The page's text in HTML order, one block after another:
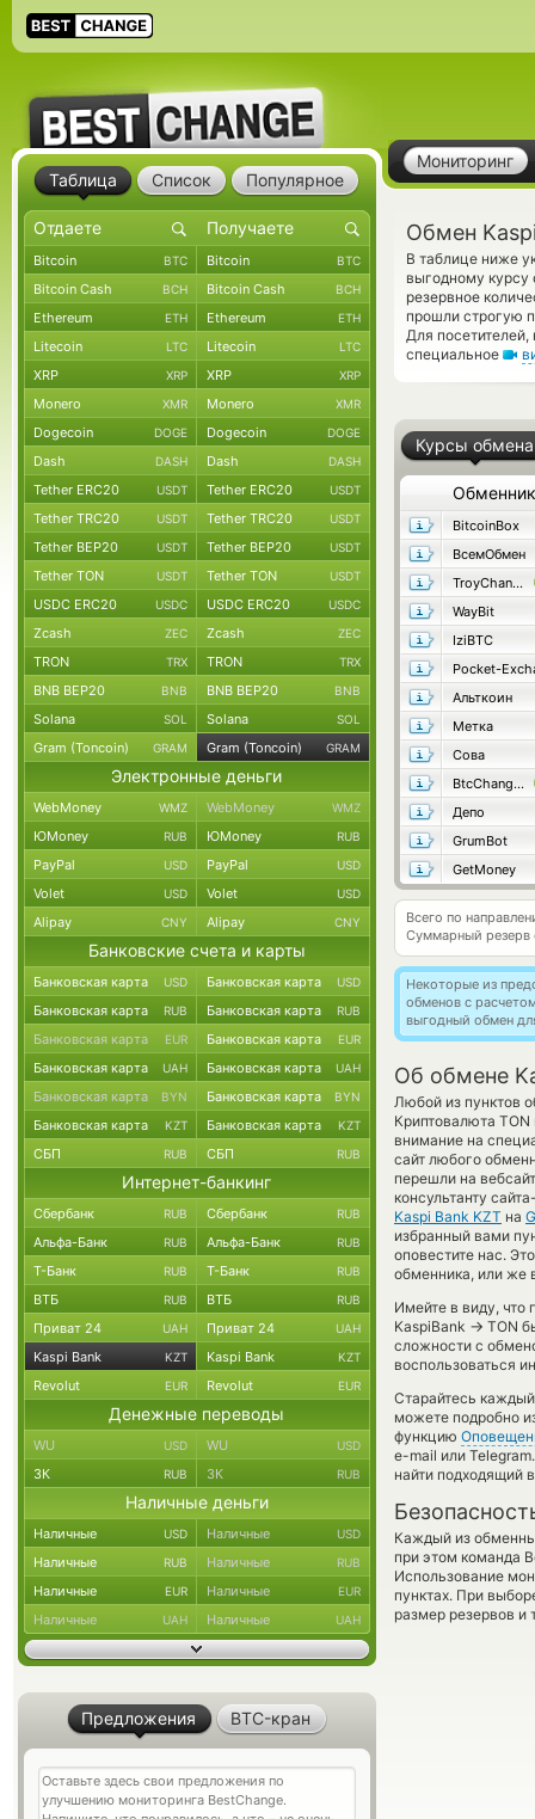
Мониторинг
Обмен
В таблице ниже
выгодному курсу
резервное
прошли строгую
Для
специальное
Курсы обмена
Обменник
BitcoinBox
ВсемОбмен
TroyChange
WayBit
IziBTC
Pocket-
Альткоин
Метка
Сова
BtcChange24
Депо
GrumBot
GetMoney
Всего по
Суммарный резерв
Некоторые из
обменов с
выгодный обмен
Об обмене
Любой из пунктов
Криптовалюта
внимание на
сайт любого
перешли на
консультанту
Kaspi Bank KZT на
избранный вами
оповестите нас.
обменника, или же
Имейте в виду, что
KaspiBank → TON
сложности с
воспользоваться
Старайтесь
можете подробно
функцию
e-mail или
найти подходящий
Каждый из
при этом команда
Использование
пунктах. При
размер резервов и
Таблица Список Популярное
Bitcoin BTC Bitcoin BTC
Bitcoin Cash BCH Bitcoin Cash BCH
Ethereum ETH Ethereum ETH
Litecoin LTC Litecoin LTC
XRP XRP XRP XRP
Monero XMR Monero XMR
Dogecoin DOGE Dogecoin DOGE
Dash DASH Dash DASH
Tether ERC20 USDT Tether ERC20 USDT
Tether TRC20 USDT Tether TRC20 USDT
Tether BEP20 USDT Tether BEP20 USDT
Tether TON USDT Tether TON USDT
USDC ERC20 USDC USDC ERC20 USDC
Zcash ZEC Zcash ZEC
TRON TRX TRON TRX
BNB BEP20 BNB BNB BEP20 BNB
Solana SOL Solana SOL
Gram (Toncoin) GRAM Gram (Toncoin) GRAM
Электронные деньги
WebMoney WMZ WebMoney WMZ
ЮMoney RUB ЮMoney RUB
PayPal USD PayPal USD
Volet USD Volet USD
Alipay CNY Alipay CNY
Банковские счета и карты
Банковская карта USD Банковская карта USD
Банковская карта RUB Банковская карта RUB
Банковская карта EUR Банковская карта EUR
Банковская карта UAH Банковская карта UAH
Банковская карта BYN Банковская карта BYN
Банковская карта KZT Банковская карта KZT
СБП RUB СБП RUB
Интернет-банкинг
Сбербанк RUB Сбербанк RUB
Альфа-Банк RUB Альфа-Банк RUB
Т-Банк RUB Т-Банк RUB
ВТБ RUB ВТБ RUB
Приват 24 UAH Приват 24 UAH
Kaspi Bank KZT Kaspi Bank KZT
Revolut EUR Revolut EUR
Денежные переводы
WU USD WU USD
ЗК RUB ЗК RUB
Наличные деньги
Наличные USD Наличные USD
Наличные RUB Наличные RUB
Наличные EUR Наличные EUR
Наличные UAH Наличные UAH
Предложения BTC-кран